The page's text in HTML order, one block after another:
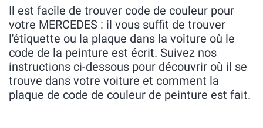
Il est facile de trouver code de couleur pour
votre MERCEDES : il vous suffit de trouver
l'étiquette ou la plaque dans la voiture où le
code de la peinture est écrit. Suivez nos
instructions ci-dessous pour découvrir où il se
trouve dans votre voiture et comment la
plaque de code de couleur de peinture est fait.